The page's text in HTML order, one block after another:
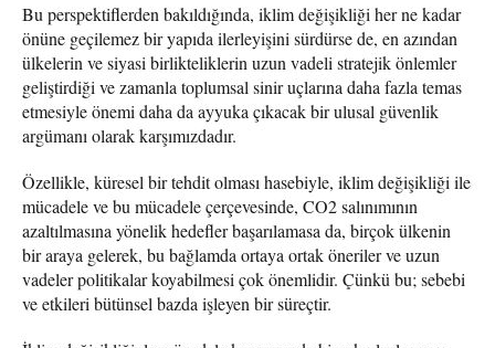
Bu perspektiflerden bakıldığında, iklim değişikliği her ne kadar
önüne geçilemez bir yapıda ilerleyişini sürdürse de, en azından
ülkelerin ve siyasi birlikteliklerin uzun vadeli stratejik önlemler
geliştirdiği ve zamanla toplumsal sinir uçlarına daha fazla temas
etmesiyle önemi daha da ayyuka çıkacak bir ulusal güvenlik
argümanı olarak karşımızdadır.
Özellikle, küresel bir tehdit olması hasebiyle, iklim değişikliği ile
mücadele ve bu mücadele çerçevesinde, CO2 salınımının
azaltılmasına yönelik hedefler başarılamasa da, birçok ülkenin
bir araya gelerek, bu bağlamda ortaya ortak öneriler ve uzun
vadeler politikalar koyabilmesi çok önemlidir. Çünkü bu; sebebi
ve etkileri bütünsel bazda işleyen bir süreçtir.